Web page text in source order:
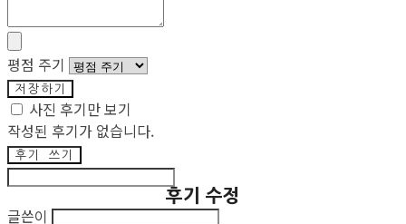
평점 주기
저장하기
사진 후기만 보기
작성된 후기가 없습니다.
후기 쓰기
후기 수정
글쓴이